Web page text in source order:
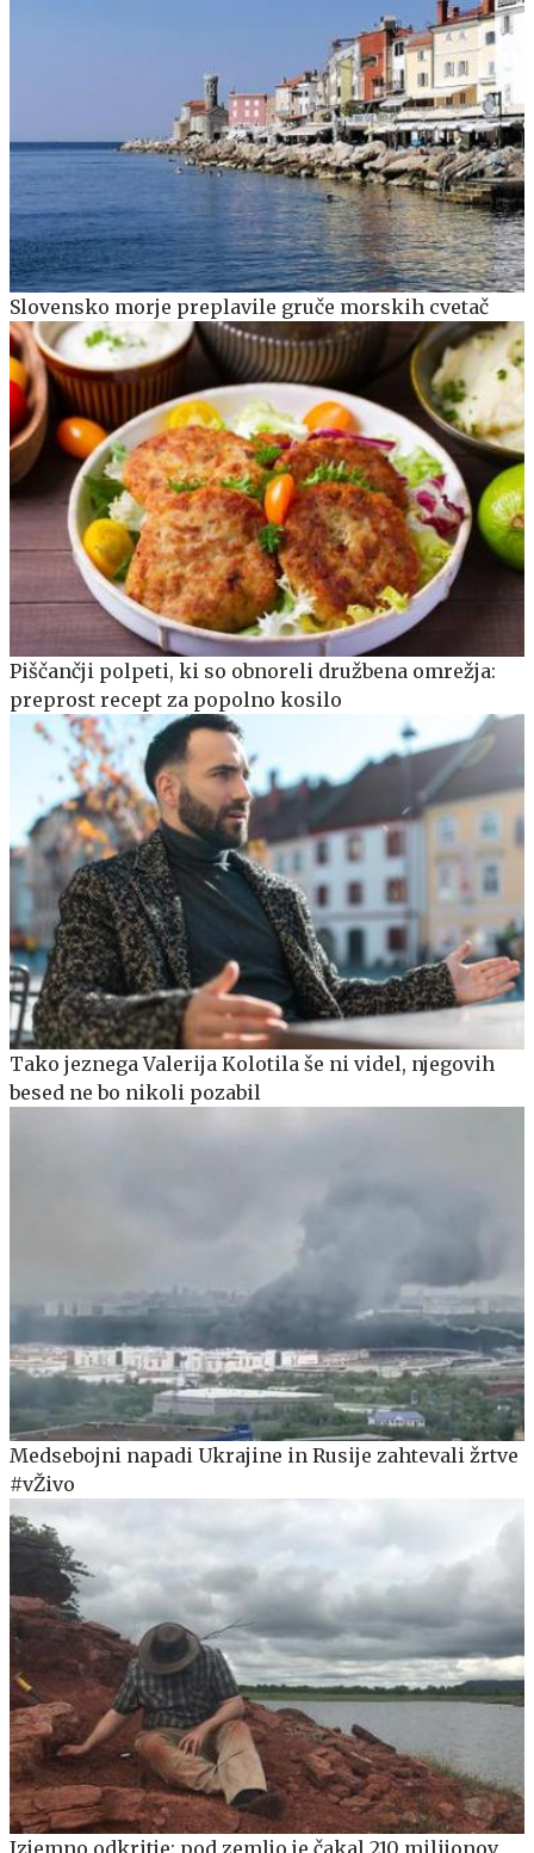
Slovensko morje preplavile gruče morskih cvetač
Piščančji polpeti, ki so obnoreli družbena omrežja:
preprost recept za popolno kosilo
Tako jeznega Valerija Kolotila še ni videl, njegovih
besed ne bo nikoli pozabil
Medsebojni napadi Ukrajine in Rusije zahtevali žrtve
#vŽivo